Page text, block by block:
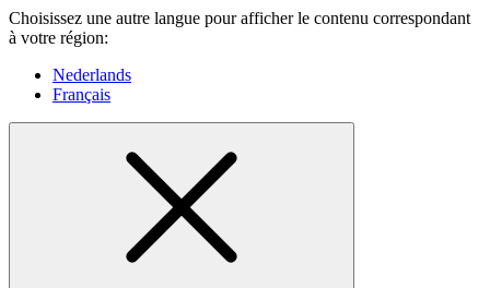
Choisissez une autre langue pour afficher le contenu correspondant
à votre région:
Nederlands
Français